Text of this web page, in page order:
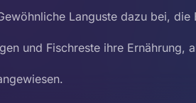
Languste dazu bei,
und Fischreste ihre Ernährung,